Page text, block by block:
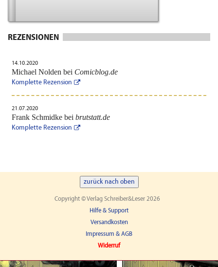
REZENSIONEN
14.10.2020
Michael Nolden bei Comicblog.de
Komplette Rezension
21.07.2020
Frank Schmidke bei brutstatt.de
Komplette Rezension
zurück nach oben
Copyright © Verlag Schreiber&Leser 2026
Hilfe & Support
Versandkosten
Impressum & AGB
Widerruf